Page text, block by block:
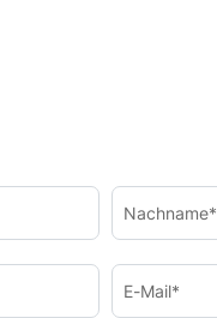
Nachname*
E-Mail*